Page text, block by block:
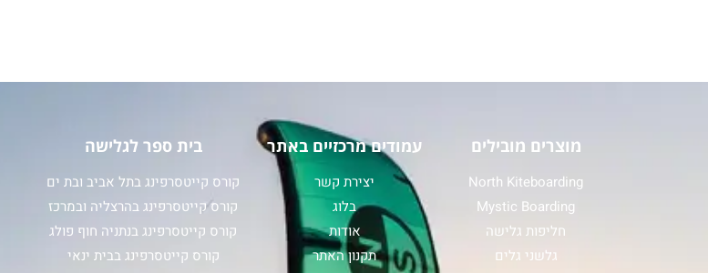
מוצרים מובילים
North Kiteboarding
Mystic Boarding
חליפות גלישה
גלשני גלים
עמודים מרכזיים באתר
יצירת קשר
בלוג
אודות
תקנון האתר
בית ספר לגלישה
קורס קייטסרפינג בתל אביב ובת ים
קורס קייטסרפינג בהרצליה ובמרכז
קורס קייטסרפינג בנתניה חוף פולג
קורס קייטסרפינג בבית ינאי